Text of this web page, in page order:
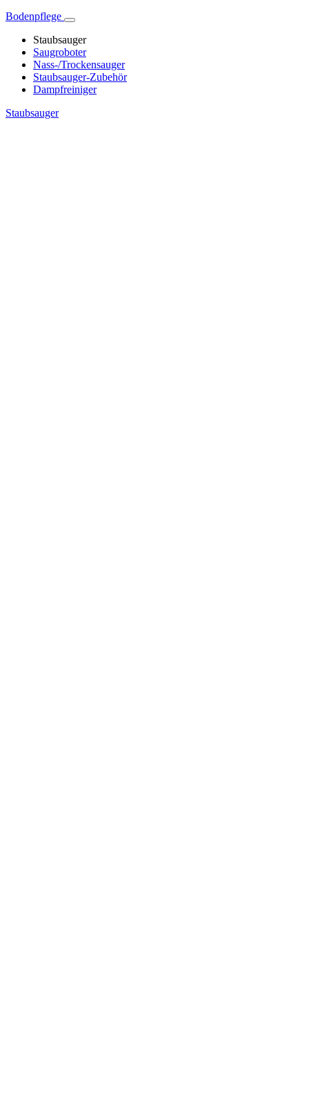
Bodenpflege
Staubsauger
Saugroboter
Nass-/Trockensauger
Staubsauger-Zubehör
Dampfreiniger
Staubsauger